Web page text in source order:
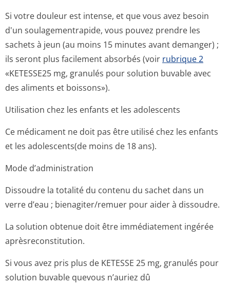
Si votre douleur est intense, et que vous avez besoin
d'un soulagementrapide, vous pouvez prendre les
sachets à jeun (au moins 15 minutes avant demanger) ;
ils seront plus facilement absorbés (voir rubrique 2
«KETESSE25 mg, granulés pour solution buvable avec
des aliments et boissons»).
Utilisation chez les enfants et les adolescents
Ce médicament ne doit pas être utilisé chez les enfants
et les adolescents(de moins de 18 ans).
Mode d’administration
Dissoudre la totalité du contenu du sachet dans un
verre d’eau ; bienagiter/remuer pour aider à dissoudre.
La solution obtenue doit être immédiatement ingérée
aprèsreconsti­tution.
Si vous avez pris plus de KETESSE 25 mg, granulés pour
solution buvable quevous n’auriez dû